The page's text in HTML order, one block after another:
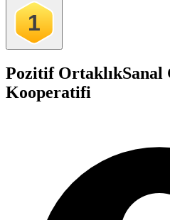
1
Pozitif OrtaklıkSanal
Kooperatifi